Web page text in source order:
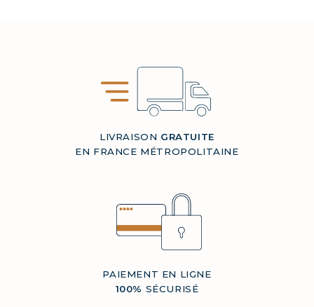
LIVRAISON GRATUITE
EN FRANCE MÉTROPOLITAINE
PAIEMENT EN LIGNE
100% SÉCURISÉ